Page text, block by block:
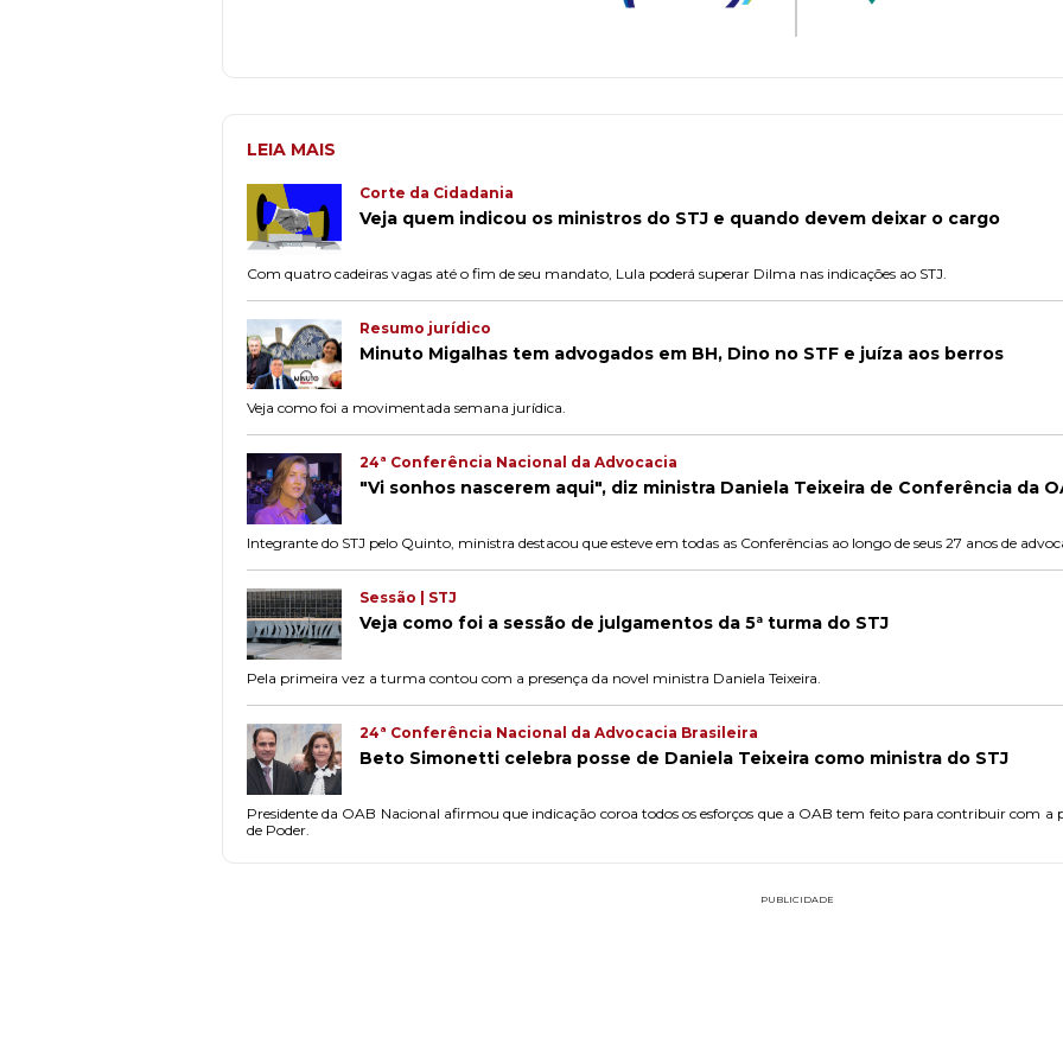
LEIA MAIS
Corte da Cidadania
Veja quem indicou os ministros do STJ e quando devem deixar o cargo
Com quatro cadeiras vagas até o fim de seu mandato, Lula poderá superar Dilma nas indicações ao STJ.
Resumo jurídico
Minuto Migalhas tem advogados em BH, Dino no STF e juíza aos berros
Veja como foi a movimentada semana jurídica.
24ª Conferência Nacional da Advocacia
"Vi sonhos nascerem aqui", diz ministra Daniela Teixeira de Conferência da
Integrante do STJ pelo Quinto, ministra destacou que esteve em todas as Conferências ao longo de seus 27 anos de
Sessão | STJ
Veja como foi a sessão de julgamentos da 5ª turma do STJ
Pela primeira vez a turma contou com a presença da novel ministra Daniela Teixeira.
24ª Conferência Nacional da Advocacia Brasileira
Beto Simonetti celebra posse de Daniela Teixeira como ministra do STJ
Presidente da OAB Nacional afirmou que indicação coroa todos os esforços que a OAB tem feito para contribuir com a
de Poder.
PUBLICIDADE